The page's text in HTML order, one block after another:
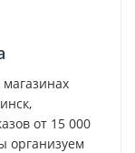
от 15 000
организуем